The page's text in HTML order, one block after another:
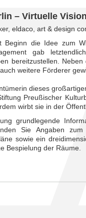
– Virtuelle
eldaco, art & design
Beginn die Idee zum
gab
bereitzustellen.
weitere Förderer
dieses
Preußischer
wirbt sie in der
grundlegende
Sie Angaben
sowie ein
Bespielung der Räume.